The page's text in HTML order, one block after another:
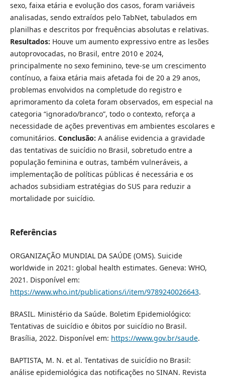
sexo, faixa etária e evolução dos casos, foram variáveis
analisadas, sendo extraídos pelo TabNet, tabulados em
planilhas e descritos por frequências absolutas e relativas.
Resultados: Houve um aumento expressivo entre as lesões
autoprovocadas, no Brasil, entre 2010 e 2024,
principalmente no sexo feminino, teve-se um crescimento
contínuo, a faixa etária mais afetada foi de 20 a 29 anos,
problemas envolvidos na completude do registro e
aprimoramento da coleta foram observados, em especial na
categoria “ignorado/branco”, todo o contexto, reforça a
necessidade de ações preventivas em ambientes escolares e
comunitários. Conclusão: A análise evidencia a gravidade
das tentativas de suicídio no Brasil, sobretudo entre a
população feminina e outras, também vulneráveis, a
implementação de políticas públicas é necessária e os
achados subsidiam estratégias do SUS para reduzir a
mortalidade por suicídio.
Referências
ORGANIZAÇÃO MUNDIAL DA SAÚDE (OMS). Suicide
worldwide in 2021: global health estimates. Geneva: WHO,
2021. Disponível em:
https://www.who.int/publications/i/item/9789240026643.
BRASIL. Ministério da Saúde. Boletim Epidemiológico:
Tentativas de suicídio e óbitos por suicídio no Brasil.
Brasília, 2022. Disponível em: https://www.gov.br/saude.
BAPTISTA, M. N. et al. Tentativas de suicídio no Brasil:
análise epidemiológica das notificações no SINAN. Revista